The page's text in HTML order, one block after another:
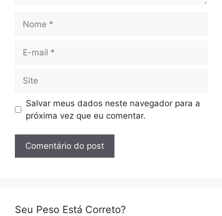
mail
Salvar meus dados neste navegador para a
próxima vez que eu comentar.
Seu Peso Está Correto?